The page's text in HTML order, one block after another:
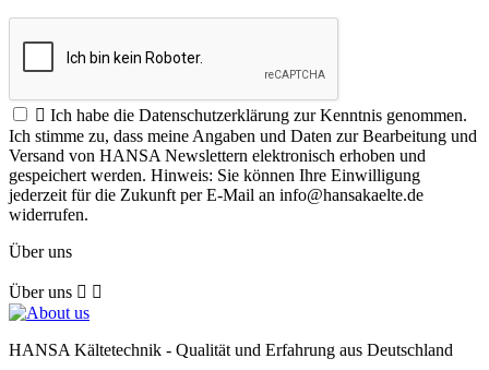
 Ich habe die Datenschutzerklärung zur Kenntnis genommen.
Ich stimme zu, dass meine Angaben und Daten zur Bearbeitung und
Versand von HANSA Newslettern elektronisch erhoben und
gespeichert werden. Hinweis: Sie können Ihre Einwilligung
jederzeit für die Zukunft per E-Mail an info@hansakaelte.de
widerrufen.
Über uns
Über uns  
HANSA Kältetechnik - Qualität und Erfahrung aus Deutschland